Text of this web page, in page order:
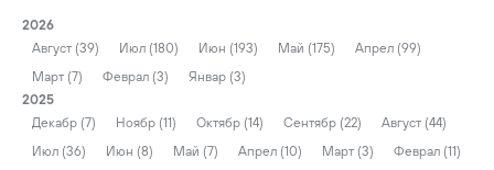
2026
Август (39)
Июл (180) Июн (193) Май (175)
Апрел (99)
Март (7)
Феврал (3)
Январ (3)
2025
Декабр (7)
Ноябр (11) Октябр (14) Сентябр (22)
Август (44)
Июл (36)
Июн (8) Май (7) Апрел (10) Март (3)
Феврал (11)